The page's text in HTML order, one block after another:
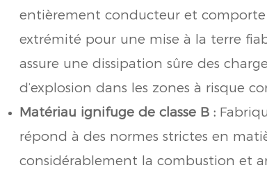
entièrement conducteur et comporte
extrémité pour une mise à la terre
assure une dissipation sûre des
d’explosion dans les zones à risque
Matériau ignifuge de classe B :
répond à des normes strictes en
considérablement la combustion et